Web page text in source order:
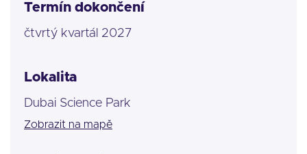
Termín dokončení
čtvrtý kvartál 2027
Lokalita
Dubai Science Park
Zobrazit na mapě